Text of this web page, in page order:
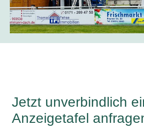
Jetzt unverbindlich
Anzeigetafel